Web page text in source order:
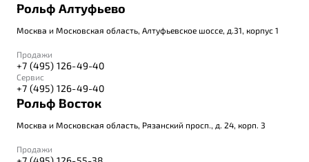
Рольф Алтуфьево
Москва и Московская область, Алтуфьевское шоссе, д.31, корпус 1
Продажи
+7 (495) 126-49-40
Сервис
+7 (495) 126-49-40
Рольф Восток
Москва и Московская область, Рязанский просп., д. 24, корп. 3
Продажи